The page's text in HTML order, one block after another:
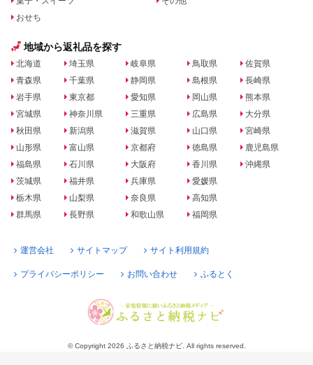
おせち
地域から返礼品を探す
北海道
青森県
岩手県
宮城県
秋田県
山形県
福島県
茨城県
栃木県
群馬県
埼玉県
千葉県
東京都
神奈川県
新潟県
富山県
石川県
福井県
山梨県
長野県
岐阜県
静岡県
愛知県
三重県
滋賀県
京都府
大阪府
兵庫県
奈良県
和歌山県
鳥取県
島根県
岡山県
広島県
山口県
徳島県
香川県
愛媛県
高知県
福岡県
佐賀県
長崎県
熊本県
大分県
宮崎県
鹿児島県
沖縄県
運営会社 サイトマップ サイト利用規約
プライバシーポリシー お問い合わせ ふるとく
© Copyright 2026 ふるさと納税ナビ. All rights reserved.